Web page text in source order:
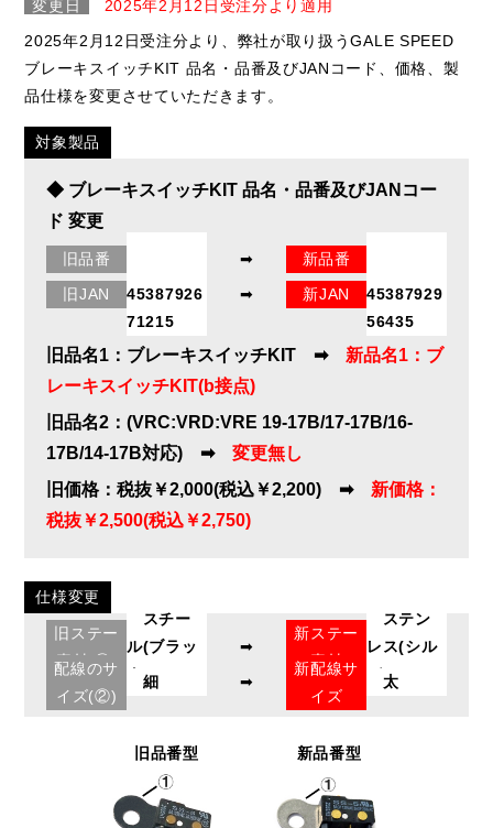
変更日
2025年2月12日受注分より適用
2025年2月12日受注分より、弊社が取り扱うGALE SPEED
ブレーキスイッチKIT 品名・品番及びJANコード、価格、製
品仕様を変更させていただきます。
対象製品
◆ ブレーキスイッチKIT 品名・品番及びJANコー
ド 変更
旧品番 ➡ 新品番
29000259
旧JAN
45387926
71215
➡ 新JAN
45387929
56435
旧品名1：ブレーキスイッチKIT ➡ 新品名1：ブ
レーキスイッチKIT(b接点)
旧品名2：(VRC:VRD:VRE 19-17B/17-17B/16-
17B/14-17B対応) ➡変更無し
旧価格：税抜￥2,000(税込￥2,200) ➡ 新価格：
税抜￥2,500(税込￥2,750)
仕様変更
旧ステー
素材(①)
スチー
ル(ブラッ
ク)
➡
新ステー
素材
ステン
レス(シル
バー)
配線のサ
イズ(②)
細 ➡
新配線サ
イズ
太
旧品番型 新品番型